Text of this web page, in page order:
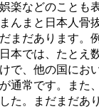
などのことも
まと日本人骨
だあります。
では、たとえ
、他の国にお
常です。また
。まだまだあ